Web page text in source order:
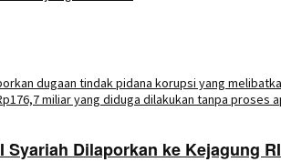
Dilaporkan ke Kejagung RI